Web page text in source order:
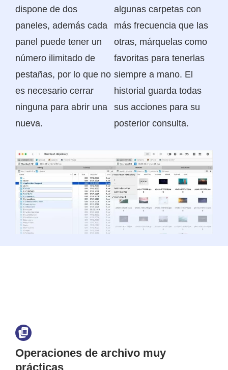
dispone de dos
paneles, además cada
panel puede tener un
número ilimitado de
pestañas, por lo que no
es necesario cerrar
ninguna para abrir una
nueva.
algunas carpetas con
más frecuencia que las
otras, márquelas como
favoritas para tenerlas
siempre a mano. El
historial guarda todas
sus acciones para su
posterior consulta.
Operaciones de archivo muy
prácticas